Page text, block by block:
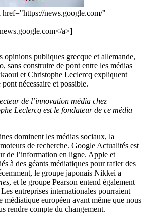
href="https://news.google.com/"
a>]
opinions publiques grecque et allemande,
sans construire de pont entre les médias
et Christophe Leclercq expliquent
nécessaire et possible.
de l’innovation média chez
Leclercq est le fondateur de ce média
dominent les médias sociaux, la
de recherche. Google Actualités est
de l’information en ligne. Apple et
à des géants médiatiques pour rafler des
le groupe japonais Nikkei a
, et le groupe Pearson entend également
entreprises internationales pourraient
médiatique européen avant même que nous
rendre compte du changement.